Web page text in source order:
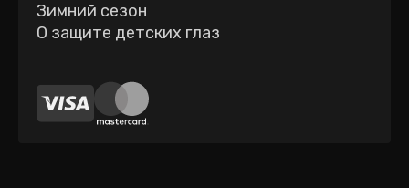
Зимний сезон
О защите детских глаз